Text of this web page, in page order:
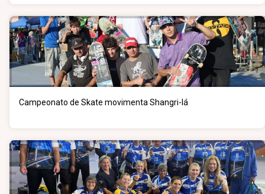
Campeonato de Skate movimenta Shangri-lá